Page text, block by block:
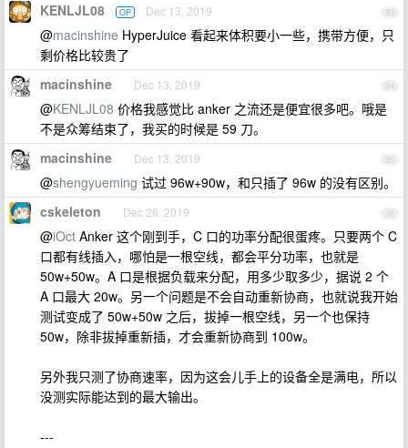
33
KENLJL08 OP Dec 13, 2019
@macinshine HyperJuice 看起来体积要小一些，携带方便，只
剩价格比较贵了
34
macinshine Dec 13, 2019
@KENLJL08 价格我感觉比 anker 之流还是便宜很多吧。哦是
不是众筹结束了，我买的时候是 59 刀。
35
macinshine Dec 13, 2019
@shengyueming 试过 96w+90w，和只插了 96w 的没有区别。
36
cskeleton Dec 26, 2019
@iOct Anker 这个刚到手，C 口的功率分配很蛋疼。只要两个 C
口都有线插入，哪怕是一根空线，都会平分功率，也就是
50w+50w。A 口是根据负载来分配，用多少取多少，据说 2 个
A 口最大 20w。另一个问题是不会自动重新协商，也就说我开始
测试变成了 50w+50w 之后，拔掉一根空线，另一个也保持
50w，除非拔掉重新插，才会重新协商到 100w。
另外我只测了协商速率，因为这会儿手上的设备全是满电，所以
没测实际能达到的最大输出。
---